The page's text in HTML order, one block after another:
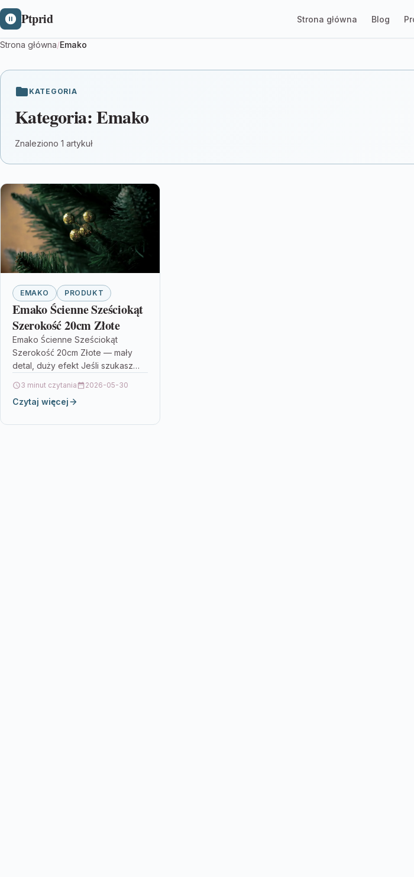
Ptprid Strona główna Blog
Strona główna/Emako
KATEGORIA
Kategoria:Emako
Znaleziono 1 artykuł
EMAKO PRODUKT
Emako Ścienne Sześciokąt
Szerokość 20cm Złote
Emako Ścienne Sześciokąt
Szerokość 20cm Złote — mały
detal, duży efekt Jeśli szukasz
wnętrze bez skomplikowanych
remontów, zwróć uwagę na…
3 minut czytania 2026-05-30
Czytaj więcej